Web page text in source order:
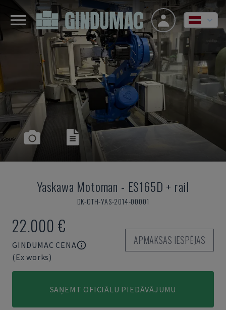
Yaskawa Motoman - ES165D + rail
DK-OTH-YAS-2014-00001
22.000 €
GINDUMAC CENA
(Ex works)
APMAKSAS IESPĒJAS
SAŅEMT OFICIĀLU PIEDĀVĀJUMU